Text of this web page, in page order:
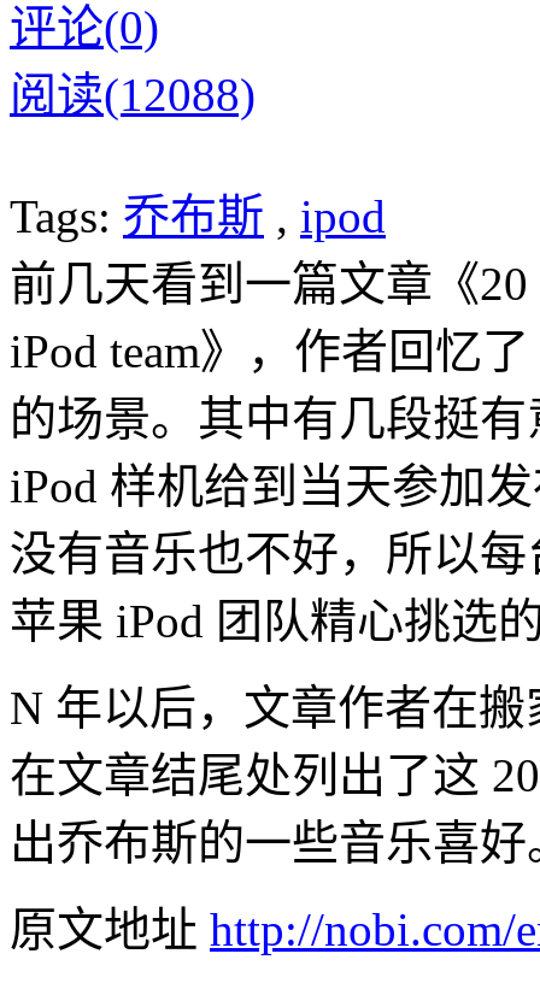
评论(0)
阅读(12088)
Tags: 乔布斯 , ipod
前几天看到一篇文章《20
iPod team》，作者回忆
的场景。其中有几段挺
iPod 样机给到当天参加
没有音乐也不好，所以
苹果 iPod 团队精心挑选
N 年以后，文章作者在
在文章结尾处列出了这
出乔布斯的一些音乐喜好
原文地址 http://nobi.com/